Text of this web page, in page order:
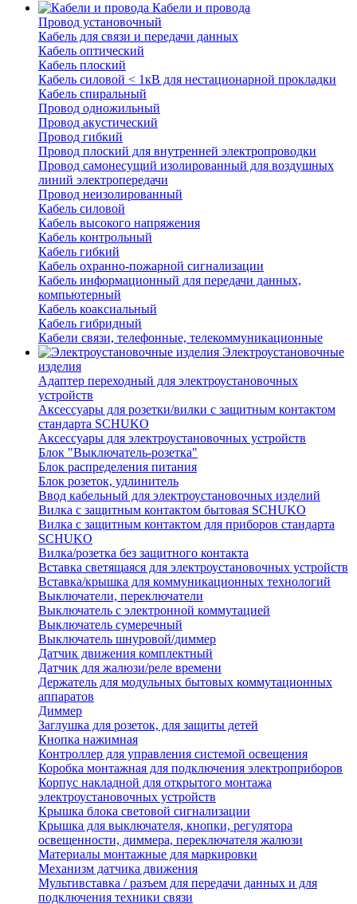
Кабели и провода
Провод установочный
Кабель для связи и передачи данных
Кабель оптический
Кабель плоский
Кабель силовой < 1кВ для нестационарной прокладки
Кабель спиральный
Провод одножильный
Провод акустический
Провод гибкий
Провод плоский для внутренней электропроводки
Провод самонесущий изолированный для воздушных
линий электропередачи
Провод неизолированный
Кабель силовой
Кабель высокого напряжения
Кабель контрольный
Кабель гибкий
Кабель охранно-пожарной сигнализации
Кабель информационный для передачи данных,
компьютерный
Кабель коаксиальный
Кабель гибридный
Кабели связи, телефонные, телекоммуникационные
Электроустановочные
изделия
Адаптер переходный для электроустановочных
устройств
Аксессуары для розетки/вилки с защитным контактом
стандарта SCHUKO
Аксессуары для электроустановочных устройств
Блок "Выключатель-розетка"
Блок распределения питания
Блок розеток, удлинитель
Ввод кабельный для электроустановочных изделий
Вилка с защитным контактом бытовая SCHUKO
Вилка с защитным контактом для приборов стандарта
SCHUKO
Вилка/розетка без защитного контакта
Вставка светящаяся для электроустановочных устройств
Вставка/крышка для коммуникационных технологий
Выключатели, переключатели
Выключатель с электронной коммутацией
Выключатель сумеречный
Выключатель шнуровой/диммер
Датчик движения комплектный
Датчик для жалюзи/реле времени
Держатель для модульных бытовых коммутационных
аппаратов
Диммер
Заглушка для розеток, для защиты детей
Кнопка нажимная
Контроллер для управления системой освещения
Коробка монтажная для подключения электроприборов
Корпус накладной для открытого монтажа
электроустановочных устройств
Крышка блока световой сигнализации
Крышка для выключателя, кнопки, регулятора
освещенности, диммера, переключателя жалюзи
Материалы монтажные для маркировки
Механизм датчика движения
Мультивставка / разъем для передачи данных и для
подключения техники связи